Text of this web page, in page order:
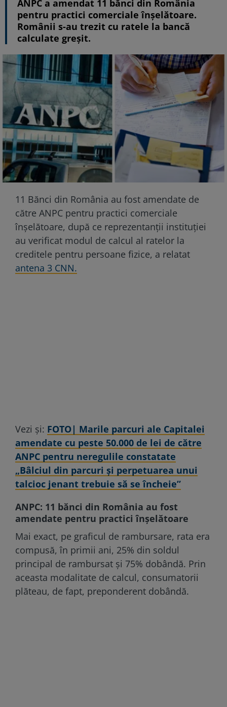
ANPC a amendat 11 bănci din România
pentru practici comerciale înșelătoare.
Românii s-au trezit cu ratele la bancă
calculate greșit.
11 Bănci din România au fost amendate de
către ANPC pentru practici comerciale
înșelătoare, după ce reprezentanții instituției
au verificat modul de calcul al ratelor la
creditele pentru persoane fizice, a relatat
antena 3 CNN.
Vezi și: FOTO| Marile parcuri ale Capitalei
amendate cu peste 50.000 de lei de către
ANPC pentru neregulile constatate
„Bâlciul din parcuri şi perpetuarea unui
talcioc jenant trebuie să se încheie”
ANPC: 11 bănci din România au fost
amendate pentru practici înșelătoare
Mai exact, pe graficul de rambursare, rata era
compusă, în primii ani, 25% din soldul
principal de rambursat și 75% dobândă. Prin
aceasta modalitate de calcul, consumatorii
plăteau, de fapt, preponderent dobândă.